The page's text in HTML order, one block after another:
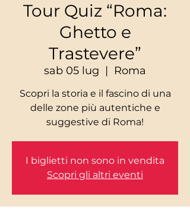
Tour Quiz “Roma:
Ghetto e
Trastevere”
sab 05 lug
  |
Roma
Scopri la storia e il fascino di una
delle zone più autentiche e
I biglietti non sono in vendita
Scopri gli altri eventi